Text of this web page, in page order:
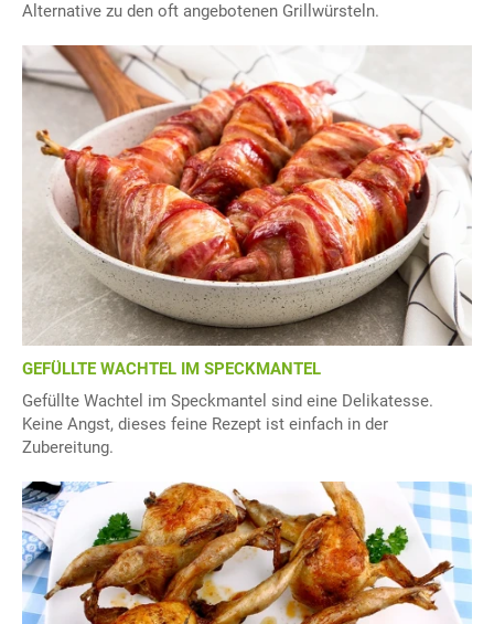
Alternative zu den oft angebotenen Grillwürsteln.
GEFÜLLTE WACHTEL IM SPECKMANTEL
Gefüllte Wachtel im Speckmantel sind eine Delikatesse.
Keine Angst, dieses feine Rezept ist einfach in der
Zubereitung.